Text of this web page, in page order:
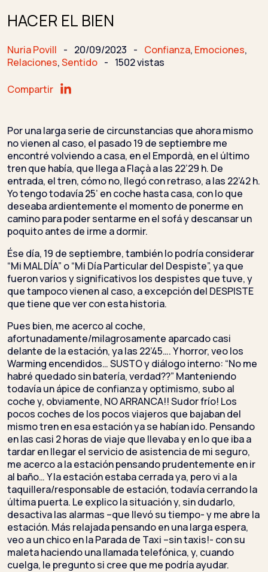
HACER EL BIEN
Nuria Povill - 20/09/2023 - Confianza, Emociones,
Relaciones,Sentido - 1502 vistas
Compartir
Por una larga serie de circunstancias que ahora mismo
no vienen al caso, el pasado 19 de septiembre me
encontré volviendo a casa, en el Empordà, en el último
tren que había, que llega a Flaçà a las 22’29 h. De
entrada, el tren, cómo no, llegó con retraso, a las 22’42 h.
Yo tengo todavía 25’ en coche hasta casa, con lo que
deseaba ardientemente el momento de ponerme en
camino para poder sentarme en el sofá y descansar un
poquito antes de irme a dormir.
Ése día, 19 de septiembre, también lo podría considerar
“Mi MAL DÍA” o “Mi Día Particular del Despiste”, ya que
fueron varios y significativos los despistes que tuve, y
que tampoco vienen al caso, a excepción del DESPISTE
que tiene que ver con esta historia.
Pues bien, me acerco al coche,
afortunadamente/milagrosamente aparcado casi
delante de la estación, ya las 22’45…. Y horror, veo los
Warming encendidos… SUSTO y diálogo interno: “No me
habré quedado sin batería, verdad??” Manteniendo
todavía un ápice de confianza y optimismo, subo al
coche y, obviamente, NO ARRANCA!! Sudor frío! Los
pocos coches de los pocos viajeros que bajaban del
mismo tren en esa estación ya se habían ido. Pensando
en las casi 2 horas de viaje que llevaba y en lo que iba a
tardar en llegar el servicio de asistencia de mi seguro,
me acerco a la estación pensando prudentemente en ir
al baño… Y la estación estaba cerrada ya, pero vi a la
taquillera/responsable de estación, todavía cerrando la
última puerta. Le explico la situación y, sin dudarlo,
desactiva las alarmas –que llevó su tiempo- y me abre la
estación. Más relajada pensando en una larga espera,
veo a un chico en la Parada de Taxi –sin taxis!- con su
maleta haciendo una llamada telefónica, y, cuando
cuelga, le pregunto si cree que me podría ayudar.